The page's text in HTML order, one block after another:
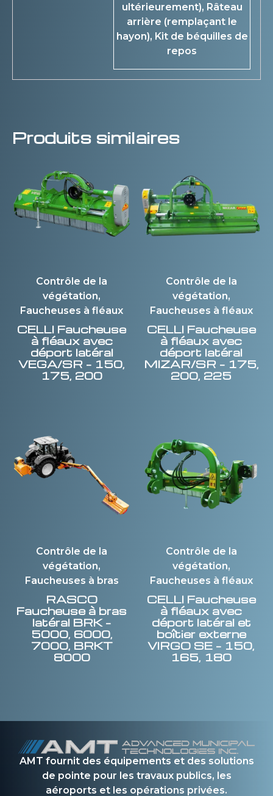
ultérieurement), Râteau
arrière (remplaçant le
hayon), Kit de béquilles de
repos
Produits similaires
Contrôle de la
végétation,
Faucheuses à fléaux
CELLI Faucheuse
à fléaux avec
déport latéral
VEGA/SR – 150,
175, 200
Contrôle de la
végétation,
Faucheuses à fléaux
CELLI Faucheuse
à fléaux avec
déport latéral
MIZAR/SR – 175,
200, 225
Contrôle de la
végétation,
Faucheuses à bras
RASCO
Faucheuse à bras
latéral BRK –
5000, 6000,
7000, BRKT
8000
Contrôle de la
végétation,
Faucheuses à fléaux
CELLI Faucheuse
à fléaux avec
déport latéral et
boîtier externe
VIRGO SE – 150,
165, 180
AMT fournit des équipements et des solutions
de pointe pour les travaux publics, les
aéroports et les opérations privées.